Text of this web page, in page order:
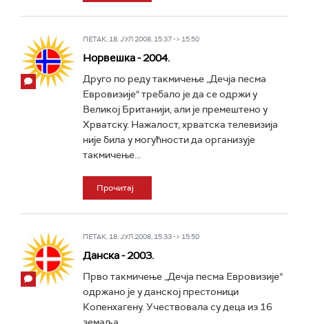
ПЕТАК, 18. ЈУЛ 2008, 15:37 -> 15:50
Норвешка - 2004.
Друго по реду такмичење „Дечја песма
Евровизије“ требало је да се одржи у
Великој Британији, али је премештено у
Хрватску. Нажалост, хрватска телевизија
није била у могућности да организује
такмичење...
Прочитај
ПЕТАК, 18. ЈУЛ 2008, 15:33 -> 15:50
Данска - 2003.
Прво такмичење „Дечја песма Евровизије“
одржано је у данској престоници
Копенхагену. Учествовала су деца из 16